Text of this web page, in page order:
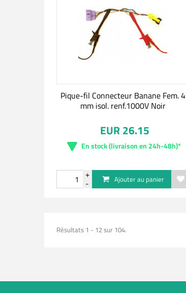
Pique-fil Connecteur Banane Fem. 4
mm isol. renf.1000V Noir
EUR 26.15
En stock (livraison en 24h-48h)*
Ajouter au panier
Résultats 1 - 12 sur 104.